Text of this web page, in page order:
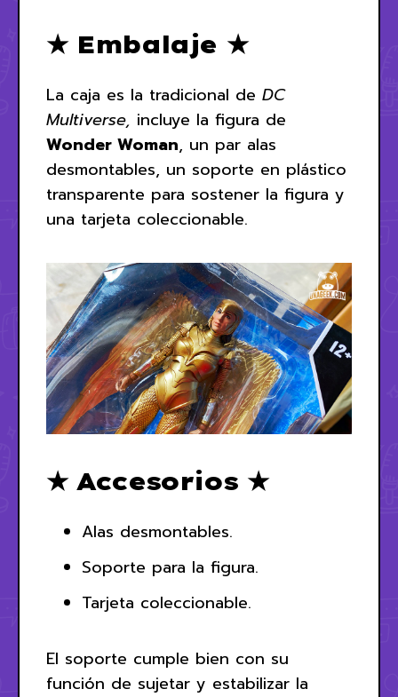
★ Embalaje ★
La caja es la tradicional de DC
Multiverse, incluye la figura de
Wonder Woman, un par alas
desmontables, un soporte en plástico
transparente para sostener la figura y
una tarjeta coleccionable.
★ Accesorios ★
Alas desmontables.
Soporte para la figura.
Tarjeta coleccionable.
El soporte cumple bien con su
función de sujetar y estabilizar la